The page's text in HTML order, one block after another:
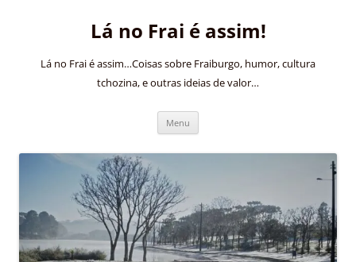
Lá no Frai é assim!
Lá no Frai é assim…Coisas sobre Fraiburgo, humor, cultura
tchozina, e outras ideias de valor…
Menu